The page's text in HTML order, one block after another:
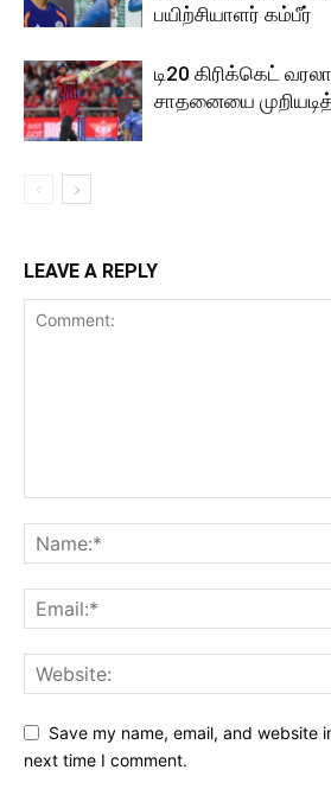
பயிற்சியாளர் கம்பீர்
டி20 கிரிக்கெட்
சாதனையை
LEAVE A REPLY
Save my name, email, and website
next time I comment.